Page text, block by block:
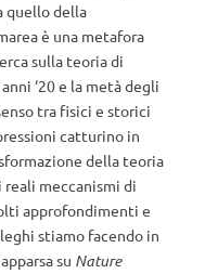
quello della
è una metafora
sulla teoria di
‘20 e la metà degli
tra fisici e storici
catturino in
della teoria
reali meccanismi di
approfondimenti e
stiamo facendo in
su Nature